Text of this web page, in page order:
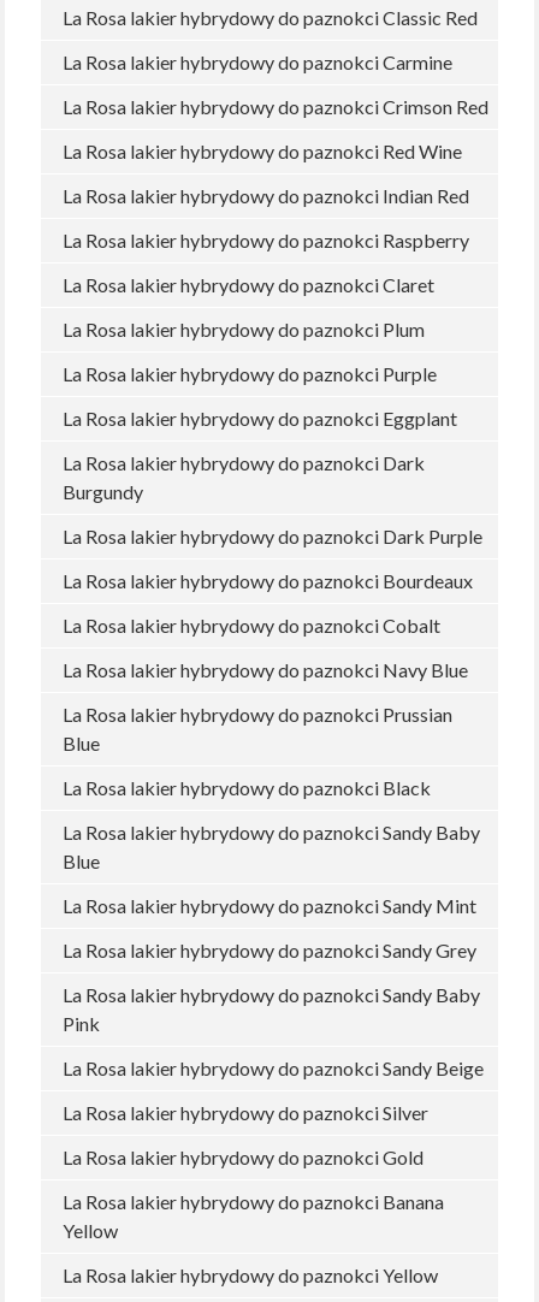
La Rosa lakier hybrydowy do paznokci Classic Red
La Rosa lakier hybrydowy do paznokci Carmine
La Rosa lakier hybrydowy do paznokci Crimson Red
La Rosa lakier hybrydowy do paznokci Red Wine
La Rosa lakier hybrydowy do paznokci Indian Red
La Rosa lakier hybrydowy do paznokci Raspberry
La Rosa lakier hybrydowy do paznokci Claret
La Rosa lakier hybrydowy do paznokci Plum
La Rosa lakier hybrydowy do paznokci Purple
La Rosa lakier hybrydowy do paznokci Eggplant
La Rosa lakier hybrydowy do paznokci Dark
Burgundy
La Rosa lakier hybrydowy do paznokci Dark Purple
La Rosa lakier hybrydowy do paznokci Bourdeaux
La Rosa lakier hybrydowy do paznokci Cobalt
La Rosa lakier hybrydowy do paznokci Navy Blue
La Rosa lakier hybrydowy do paznokci Prussian
Blue
La Rosa lakier hybrydowy do paznokci Black
La Rosa lakier hybrydowy do paznokci Sandy Baby
Blue
La Rosa lakier hybrydowy do paznokci Sandy Mint
La Rosa lakier hybrydowy do paznokci Sandy Grey
La Rosa lakier hybrydowy do paznokci Sandy Baby
Pink
La Rosa lakier hybrydowy do paznokci Sandy Beige
La Rosa lakier hybrydowy do paznokci Silver
La Rosa lakier hybrydowy do paznokci Gold
La Rosa lakier hybrydowy do paznokci Banana
Yellow
La Rosa lakier hybrydowy do paznokci Yellow